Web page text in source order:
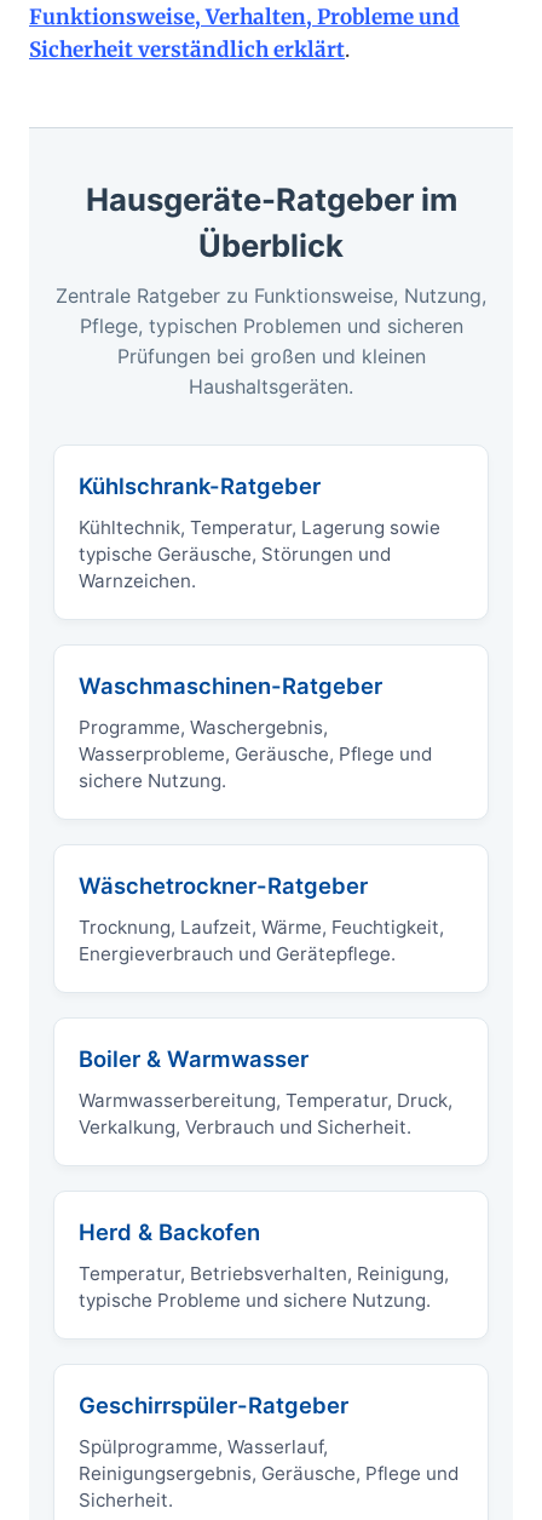
Funktionsweise, Verhalten, Probleme und
Sicherheit verständlich erklärt.
Hausgeräte-Ratgeber im
Überblick
Zentrale Ratgeber zu Funktionsweise, Nutzung,
Pflege, typischen Problemen und sicheren
Prüfungen bei großen und kleinen
Haushaltsgeräten.
Kühlschrank-Ratgeber
Kühltechnik, Temperatur, Lagerung sowie
typische Geräusche, Störungen und
Warnzeichen.
Waschmaschinen-Ratgeber
Programme, Waschergebnis,
Wasserprobleme, Geräusche, Pflege und
sichere Nutzung.
Wäschetrockner-Ratgeber
Trocknung, Laufzeit, Wärme, Feuchtigkeit,
Energieverbrauch und Gerätepflege.
Boiler & Warmwasser
Warmwasserbereitung, Temperatur, Druck,
Verkalkung, Verbrauch und Sicherheit.
Herd & Backofen
Temperatur, Betriebsverhalten, Reinigung,
typische Probleme und sichere Nutzung.
Geschirrspüler-Ratgeber
Spülprogramme, Wasserlauf,
Reinigungsergebnis, Geräusche, Pflege und
Sicherheit.